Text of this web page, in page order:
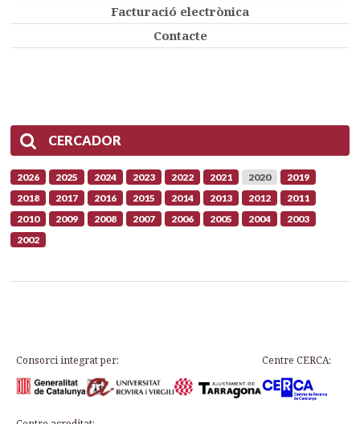
Facturació electrònica
Contacte
CERCADOR
2026 2025 2024 2023 2022 2021 2020
2019
2018
2017 2016 2015 2014 2013 2012
2011
2010
2009 2008 2007 2006 2005 2004
2003
2002
Consorci integrat per: Centre CERCA: